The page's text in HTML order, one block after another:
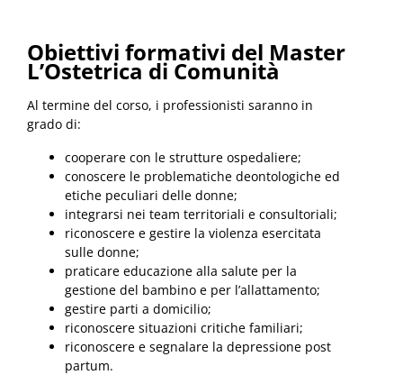
Obiettivi formativi del Master
L’Ostetrica di Comunità
Al termine del corso, i professionisti saranno in
grado di:
cooperare con le strutture ospedaliere;
conoscere le problematiche deontologiche ed
etiche peculiari delle donne;
integrarsi nei team territoriali e consultoriali;
riconoscere e gestire la violenza esercitata
sulle donne;
praticare educazione alla salute per la
gestione del bambino e per l’allattamento;
gestire parti a domicilio;
riconoscere situazioni critiche familiari;
riconoscere e segnalare la depressione post
partum.